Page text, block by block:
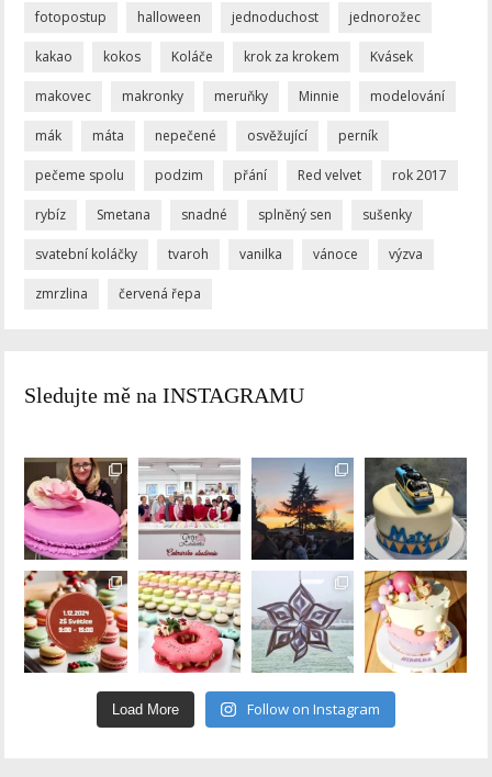
fotopostup halloween jednoduchost jednorožec
kakao kokos Koláče krok za krokem Kvásek
makovec makronky meruňky Minnie modelování
mák máta nepečené osvěžující perník
pečeme spolu podzim přání Red velvet rok 2017
rybíz Smetana snadné splněný sen sušenky
svatební koláčky tvaroh vanilka vánoce výzva
zmrzlina červená řepa
Sledujte mě na INSTAGRAMU
Load More Follow on Instagram